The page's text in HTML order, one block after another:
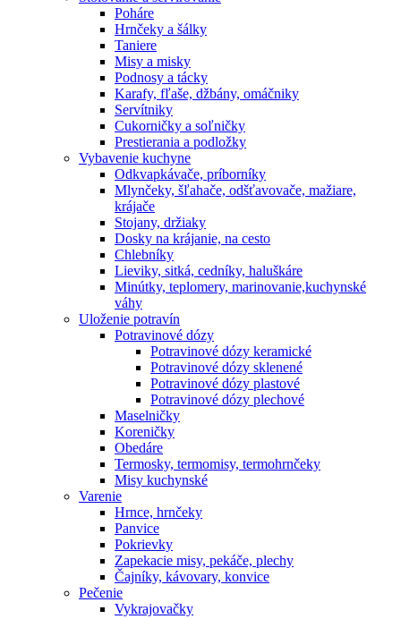
Poháre
Hrnčeky a šálky
Taniere
Misy a misky
Podnosy a tácky
Karafy, fľaše, džbány, omáčniky
Servítniky
Cukorničky a soľničky
Prestierania a podložky
Vybavenie kuchyne
Odkvapkávače, príborníky
Mlynčeky, šľahače, odšťavovače, mažiare,
krájače
Stojany, držiaky
Dosky na krájanie, na cesto
Chlebníky
Lieviky, sitká, cedníky, haluškáre
Minútky, teplomery, marinovanie,kuchynské
váhy
Uloženie potravín
Potravinové dózy
Potravinové dózy keramické
Potravinové dózy sklenené
Potravinové dózy plastové
Potravinové dózy plechové
Maselničky
Koreničky
Obedáre
Termosky, termomisy, termohrnčeky
Misy kuchynské
Varenie
Hrnce, hrnčeky
Panvice
Pokrievky
Zapekacie misy, pekáče, plechy
Čajníky, kávovary, konvice
Pečenie
Vykrajovačky